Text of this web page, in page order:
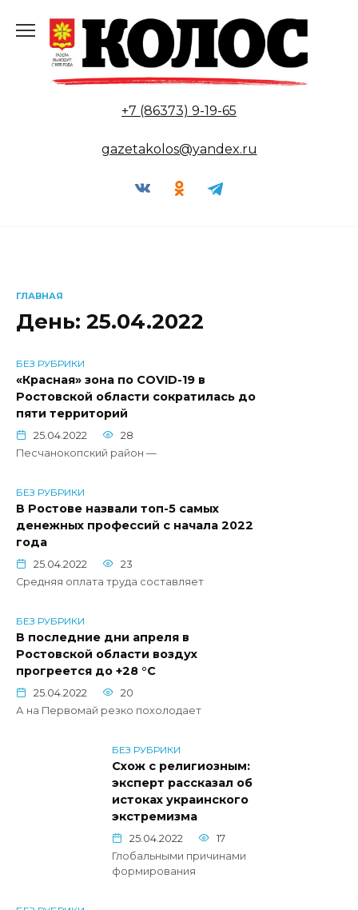
содержанию
+7 (86373) 9-19-65
gazetakolos@yandex.ru
ГЛАВНАЯ
День: 25.04.2022
БЕЗ РУБРИКИ
«Красная» зона по COVID-19 в
Ростовской области сократилась до
пяти территорий
25.04.2022
28
Песчанокопский район —
БЕЗ РУБРИКИ
В Ростове назвали топ-5 самых
денежных профессий с начала 2022
года
25.04.2022
23
Средняя оплата труда составляет
БЕЗ РУБРИКИ
В последние дни апреля в
Ростовской области воздух
прогреется до +28 °С
25.04.2022
20
А на Первомай резко похолодает
БЕЗ РУБРИКИ
Схож с религиозным:
эксперт рассказал об
истоках украинского
экстремизма
25.04.2022
17
Глобальными причинами
формирования